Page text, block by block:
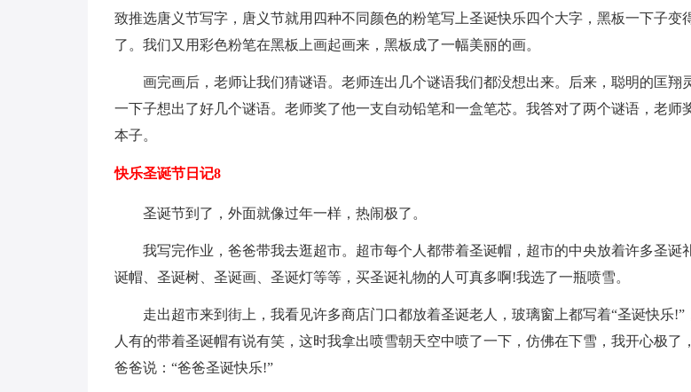
致推选唐义节写字，唐义节就用四种不同颜色的粉笔写上圣诞快乐四个大字，黑板一下子变
了。我们又用彩色粉笔在黑板上画起画来，黑板成了一幅美丽的画。
画完画后，老师让我们猜谜语。老师连出几个谜语我们都没想出来。后来，聪明的匡翔
一下子想出了好几个谜语。老师奖了他一支自动铅笔和一盒笔芯。我答对了两个谜语，老师
本子。
快乐圣诞节日记8
圣诞节到了，外面就像过年一样，热闹极了。
我写完作业，爸爸带我去逛超市。超市每个人都带着圣诞帽，超市的中央放着许多圣诞
诞帽、圣诞树、圣诞画、圣诞灯等等，买圣诞礼物的人可真多啊!我选了一瓶喷雪。
走出超市来到街上，我看见许多商店门口都放着圣诞老人，玻璃窗上都写着“圣诞快乐!”
人有的带着圣诞帽有说有笑，这时我拿出喷雪朝天空中喷了一下，仿佛在下雪，我开心极了
爸爸说：“爸爸圣诞快乐!”